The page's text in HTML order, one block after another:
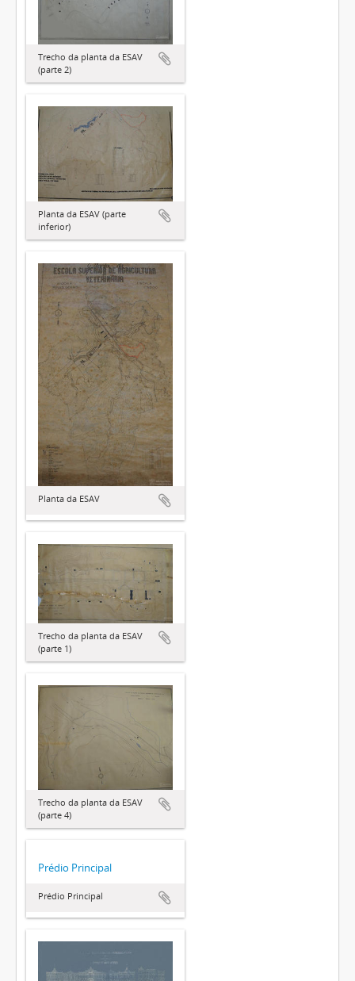
Trecho da planta da ESAV
(parte 2)
Planta da ESAV (parte
inferior)
Planta da ESAV
Trecho da planta da ESAV
(parte 1)
Trecho da planta da ESAV
(parte 4)
Prédio Principal
Prédio Principal